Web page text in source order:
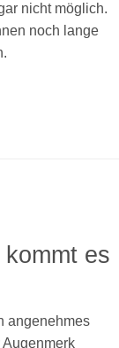
nicht möglich.
noch lange
es
angenehmes